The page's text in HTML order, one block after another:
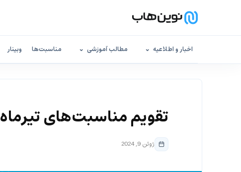
اخبار و اطلاعیه مطالب آموزشی مناسبت‌ها وبینار
تقویم مناسبت‌های تیرماه ۱۴۰۳
ژوئن 9, 2024